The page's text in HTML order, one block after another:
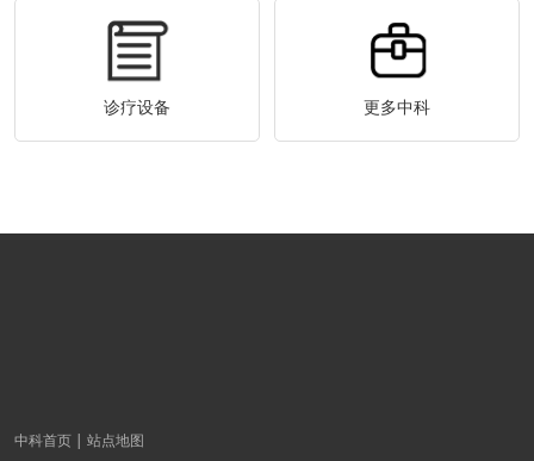
诊疗设备 更多中科
中科首页 站点地图